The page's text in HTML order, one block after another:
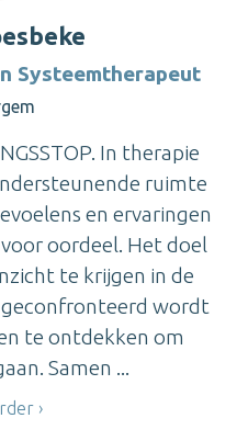
Systeemtherapeut
In therapie
ruimte
en ervaringen
oordeel. Het doel
te krijgen in de
wordt
te ontdekken om
Samen ...